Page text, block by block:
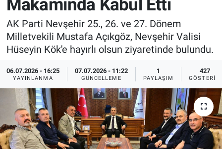
Makamında Kabul Etti
AK Parti Nevşehir 25., 26. ve 27. Dönem
Milletvekili Mustafa Açıkgöz, Nevşehir Valisi
Hüseyin Kök'e hayırlı olsun ziyaretinde bulundu.
06.07.2026 - 16:25
YAYINLANMA
07.07.2026 - 11:22
GÜNCELLEME
1
PAYLAŞIM
427
GÖSTERIM
Sağlık
Yerel
Genel
Asayiş
İlan - Duyuru- Mesaj
Türkiye Gündemi
Sizden Gelenler
Yaşam
Sağlık
Eğitim
İlan - Duyuru- Mesaj
Türkiye Gündemi
Sizden Gelenler